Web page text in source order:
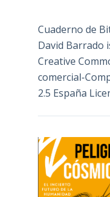
Cuaderno de
David Barrado
Creative
comercial-
2.5 España